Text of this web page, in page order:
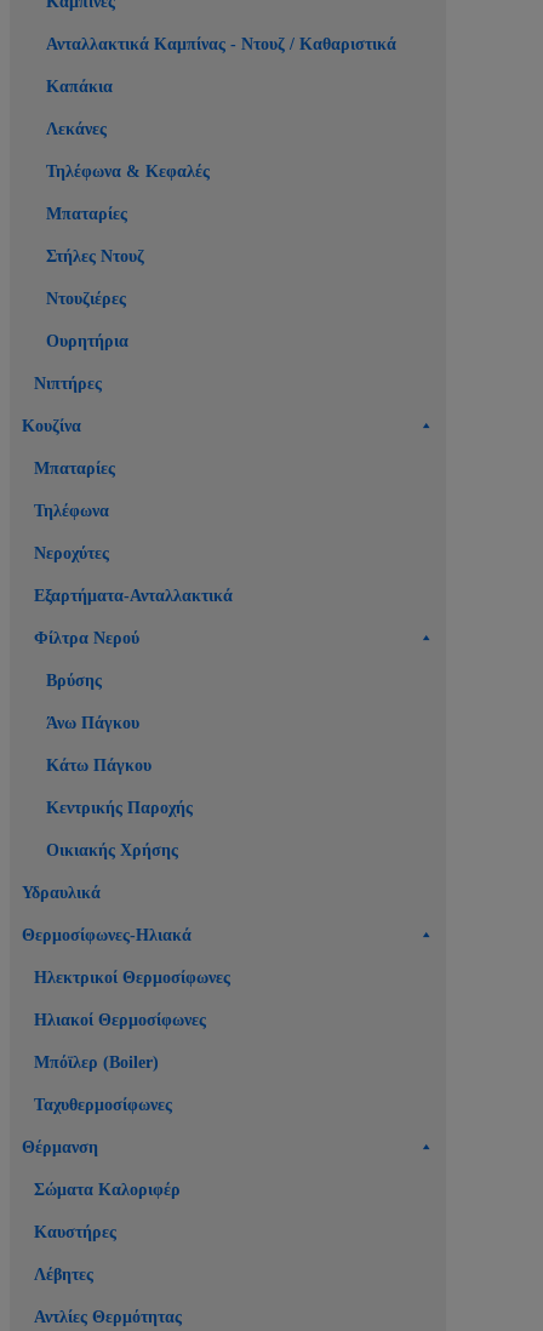
Ανταλλακτικά Καμπίνας - Ντουζ / Καθαριστικά
Καπάκια
Λεκάνες
Τηλέφωνα & Κεφαλές
Μπαταρίες
Στήλες Ντουζ
Ντουζιέρες
Ουρητήρια
Νιπτήρες
Κουζίνα
Μπαταρίες
Τηλέφωνα
Νεροχύτες
Εξαρτήματα-Ανταλλακτικά
Φίλτρα Νερού
Βρύσης
Άνω Πάγκου
Κάτω Πάγκου
Κεντρικής Παροχής
Οικιακής Χρήσης
Υδραυλικά
Θερμοσίφωνες-Ηλιακά
Ηλεκτρικοί Θερμοσίφωνες
Ηλιακοί Θερμοσίφωνες
Μπόϊλερ (Boiler)
Ταχυθερμοσίφωνες
Θέρμανση
Σώματα Καλοριφέρ
Καυστήρες
Λέβητες
Αντλίες Θερμότητας